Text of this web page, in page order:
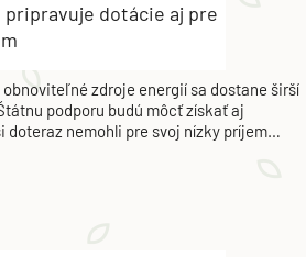
dotácie aj pre
zdroje energií sa dostane širší
podporu budú môcť získať aj
doteraz nemohli pre svoj nízky príjem
panely či slnečné kolektory.